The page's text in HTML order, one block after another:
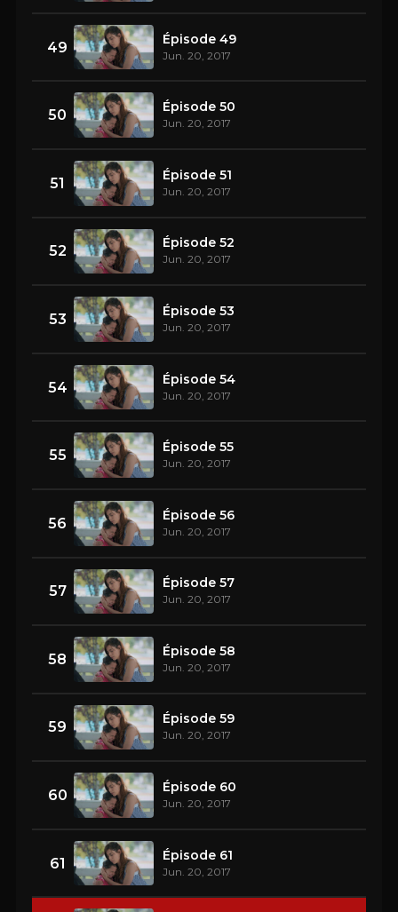
49 Épisode 49
Jun. 20, 2017
50 Épisode 50
Jun. 20, 2017
51 Épisode 51
Jun. 20, 2017
52 Épisode 52
Jun. 20, 2017
53 Épisode 53
Jun. 20, 2017
54 Épisode 54
Jun. 20, 2017
55 Épisode 55
Jun. 20, 2017
56 Épisode 56
Jun. 20, 2017
57 Épisode 57
Jun. 20, 2017
58 Épisode 58
Jun. 20, 2017
59 Épisode 59
Jun. 20, 2017
60 Épisode 60
Jun. 20, 2017
61 Épisode 61
Jun. 20, 2017